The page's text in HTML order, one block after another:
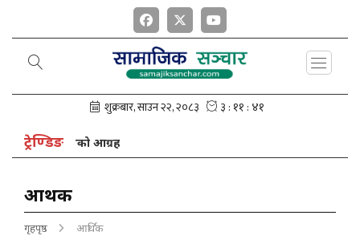
ट्रेण्डिङ
नेपालको आग्रह
आर्थिक
गृहपृष्ठ आर्थिक